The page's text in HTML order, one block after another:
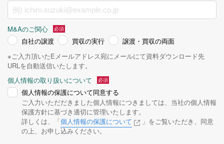
M&Aのご関心
自社の譲渡
買収の実行
譲渡・買収の両面
※ご入力頂いたEメールアドレス宛にメールにて資料ダウンロード先
URLを自動送信いたします。
個人情報の取り扱いについて
ご入力いただだきました個人情報につきましては、当社の個人情報
保護方針に基づき適切に管理いたします。
詳しくは、「個人情報の保護について
」をご覧いただき、同意
の上、お申し込みください。
個人情報の保護について同意する